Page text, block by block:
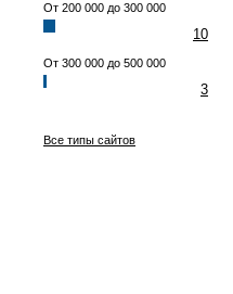
От 200 000 до 300 000
10
От 300 000 до 500 000
3
Все типы сайтов